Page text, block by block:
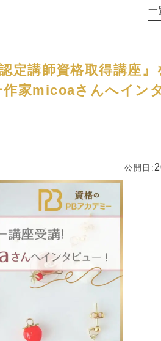
一
定講師資格取得講座』
家micoaさんへイン
公開日: